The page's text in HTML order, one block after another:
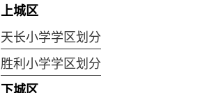
上城区
天长小学学区划分
胜利小学学区划分
下城区